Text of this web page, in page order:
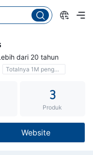
dari 20 tahun
Totalnya 1M pengguna
3
Produk
Website